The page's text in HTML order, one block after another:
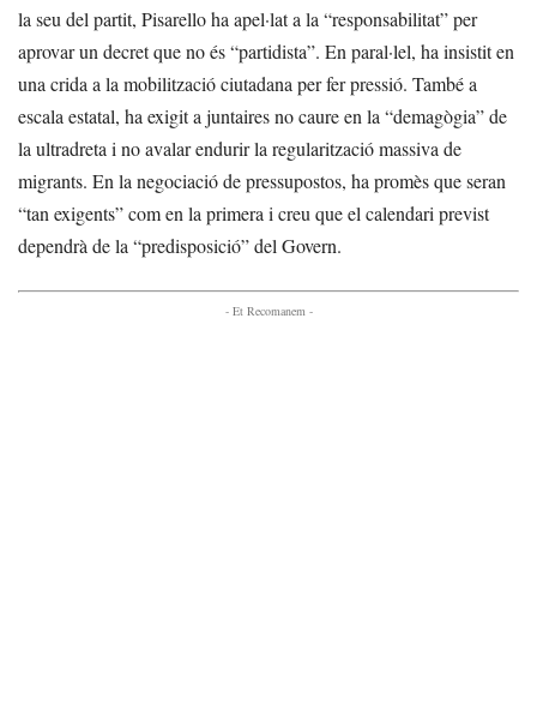
la seu del partit, Pisarello ha apel·lat a la “responsabilitat” per
aprovar un decret que no és “partidista”. En paral·lel, ha insistit en
una crida a la mobilització ciutadana per fer pressió. També a
escala estatal, ha exigit a juntaires no caure en la “demagògia” de
la ultradreta i no avalar endurir la regularització massiva de
migrants. En la negociació de pressupostos, ha promès que seran
“tan exigents” com en la primera i creu que el calendari previst
dependrà de la “predisposició” del Govern.
- Et Recomanem -